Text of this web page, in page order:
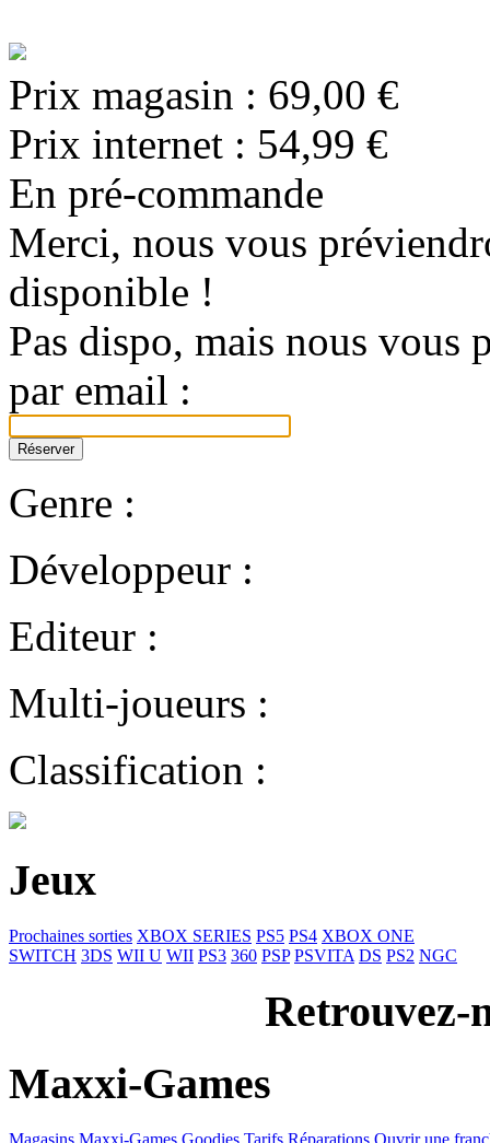
Prix magasin : 69,00 €
Prix internet : 54,99 €
En pré-commande
Merci, nous vous
disponible !
Pas dispo, mais nous vous
par email :
Genre :
Développeur :
Editeur :
Multi-joueurs :
Classification :
Jeux
Prochaines sorties XBOX SERIES PS5 PS4 XBOX ONE
SWITCH 3DS WII U WII PS3 360 PSP PSVITA DS PS2 NGC
Retrouvez-
Maxxi-Games
Magasins Maxxi-Games Goodies Tarifs Réparations Ouvrir une